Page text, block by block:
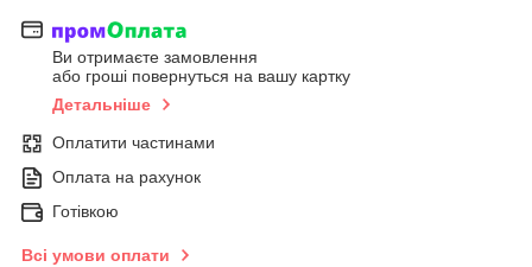
Ви отримаєте замовлення
або гроші повернуться на вашу картку
Детальніше
Оплатити частинами
Оплата на рахунок
Готівкою
Всі умови оплати